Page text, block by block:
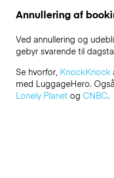
Annullering af
Ved annullering og
gebyr svarende til
Se hvorfor, KnockKnock
med LuggageHero.
Lonely Planetog CNBC.